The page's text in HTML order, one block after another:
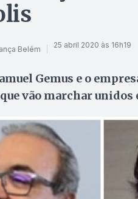
Belém 25 abril 2020 às 16h19
Gemus e o
vão marchar unidos